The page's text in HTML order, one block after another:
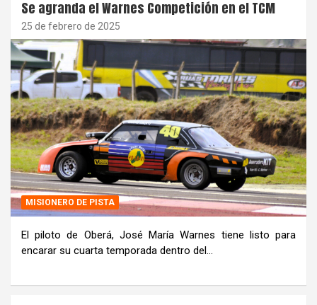
Se agranda el Warnes Competición en el TCM
25 de febrero de 2025
MISIONERO DE PISTA
El piloto de Oberá, José María Warnes tiene listo para
encarar su cuarta temporada dentro del…